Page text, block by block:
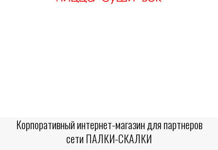
Корпоративный интернет-магазин для партнеров
сети ПАЛКИ-СКАЛКИ